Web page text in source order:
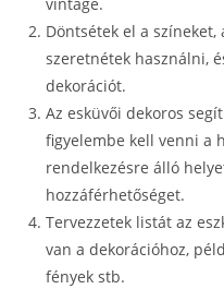
Döntsétek el a színeket,
szeretnétek használni,
dekorációt.
Az esküvői dekoros
figyelembe kell venni a
rendelkezésre álló
hozzáférhetőséget.
Tervezzetek listát az
van a dekorációhoz,
fények stb.